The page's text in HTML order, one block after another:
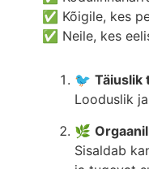
✅ Kõigile, kes
✅ Neile, kes
🐦 Täiuslik
Looduslik
🌿
Sisaldab